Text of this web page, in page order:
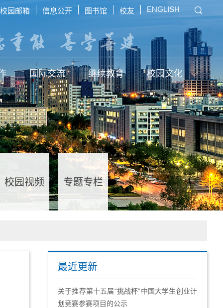
校园邮箱 信息公开 图书馆 校友 ENGLISH
国际交流 继续教育 校园文化
校园视频 专题专栏
最近更新
关于推荐第十五届“挑战杯”中国大学生创业计
划竞赛参赛项目的公示